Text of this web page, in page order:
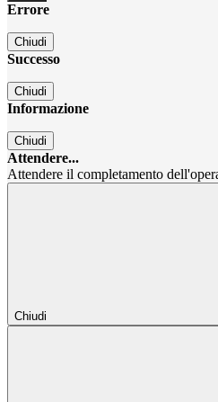
Errore
Chiudi
Successo
Chiudi
Informazione
Chiudi
Attendere...
Attendere il completamento
Chiudi